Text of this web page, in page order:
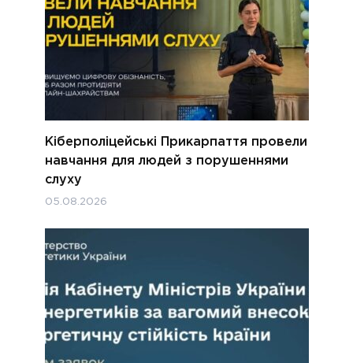
Кіберполіцейські Прикарпаття провели
навчання для людей з порушеннями
слуху
05.08.2026